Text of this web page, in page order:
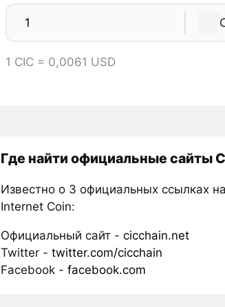
1 CIC = 0,0061 USD
Где найти официальные сайты
Известно о 3 официальных ссылках
Internet Coin:
Официальный сайт - cicchain.net
Twitter - twitter.com/cicchain
Facebook - facebook.com